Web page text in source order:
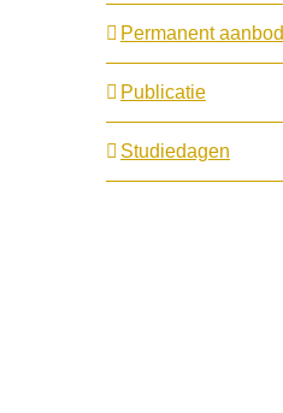
Permanent aanbod
Publicatie
Studiedagen